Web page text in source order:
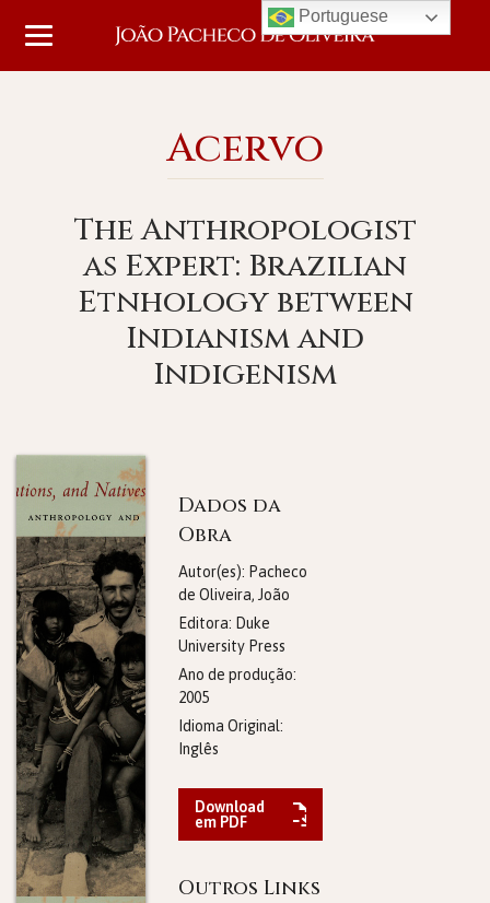
Acervo
The Anthropologist
as Expert: Brazilian
Etnhology between
Indianism and
Indigenism
Dados da
Obra
Autor(es): Pacheco
de Oliveira, João
Editora: Duke
University Press
Ano de produção:
2005
Idioma Original:
Inglês
Download
em PDF
Outros Links
Portuguese